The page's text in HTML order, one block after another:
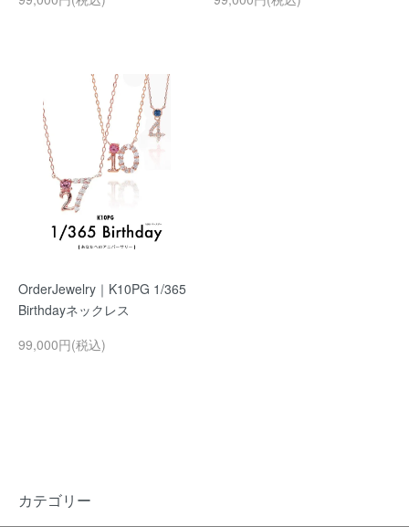
OrderJewelry｜K10PG 1/365
Birthdayネックレス
99,000円(税込)
カテゴリー